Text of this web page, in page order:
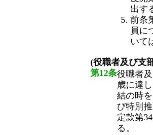
出す
前条
員に
いて
(役職者及び支
第12条役職者
歳に達
結の時
び特別
定款第
る。